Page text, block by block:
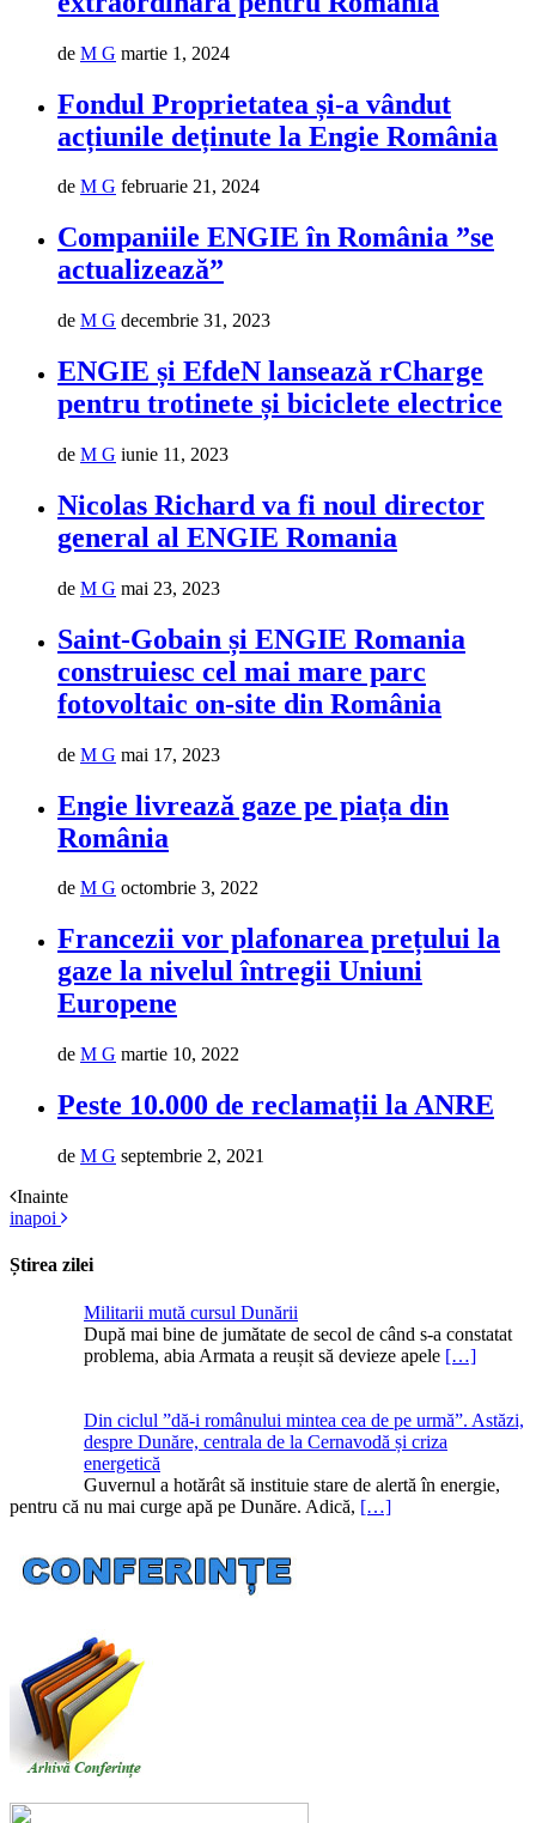
de M G martie 1, 2024
Fondul Proprietatea și-a vândut
acțiunile deținute la Engie România
de M G februarie 21, 2024
Companiile ENGIE în România ”se
actualizează”
de M G decembrie 31, 2023
ENGIE și EfdeN lansează rCharge
pentru trotinete și biciclete electrice
de M G iunie 11, 2023
Nicolas Richard va fi noul director
general al ENGIE Romania
de M G mai 23, 2023
Saint-Gobain și ENGIE Romania
construiesc cel mai mare parc
fotovoltaic on-site din România
de M G mai 17, 2023
Engie livrează gaze pe piața din
România
de M G octombrie 3, 2022
Francezii vor plafonarea prețului la
gaze la nivelul întregii Uniuni
Europene
de M G martie 10, 2022
Peste 10.000 de reclamații la ANRE
de M G septembrie 2, 2021
Inainte
inapoi
Știrea zilei
Militarii mută cursul Dunării
După mai bine de jumătate de secol de când s-a constatat
problema, abia Armata a reușit să devieze apele […]
Din ciclul ”dă-i românului mintea cea de pe urmă”. Astăzi,
despre Dunăre, centrala de la Cernavodă și criza
energetică
Guvernul a hotărât să instituie stare de alertă în energie,
pentru că nu mai curge apă pe Dunăre. Adică, […]